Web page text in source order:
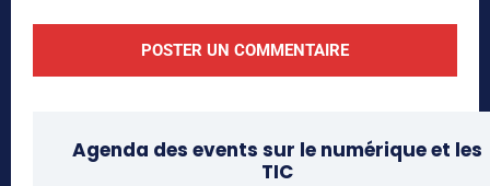
Agenda des events sur le numérique et les
TIC